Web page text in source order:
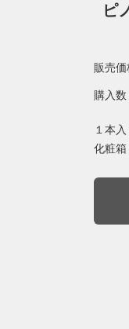
ピ
販売価
購入数
１本入
化粧箱